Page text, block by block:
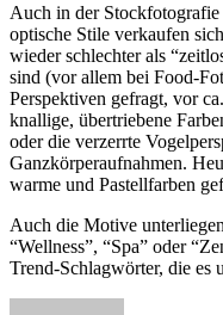
Auch in der
optische Stile verkaufen
wieder schlechter als
sind (vor allem bei Food-
Perspektiven gefragt, vor
knallige, übertriebene
oder die verzerrte
Ganzkörperaufnahmen.
warme und Pastellfarben
Auch die Motive
“Wellness”, “Spa” oder
Trend-Schlagwörter, die es